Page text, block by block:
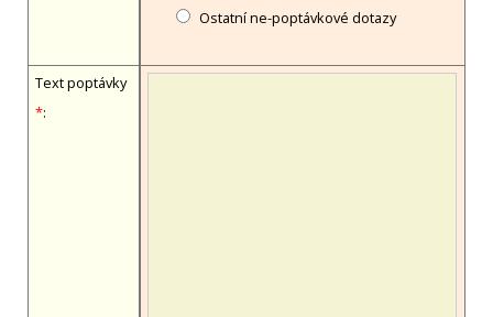
Ostatní ne-poptávkové dotazy
Text poptávky
*: